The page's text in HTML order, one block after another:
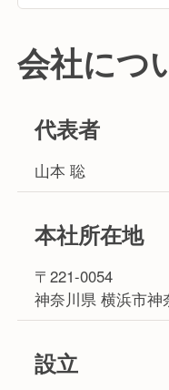
会社につ
代表者
山本 聡
本社所在地
〒221-0054
神奈川県 横浜市神
設立